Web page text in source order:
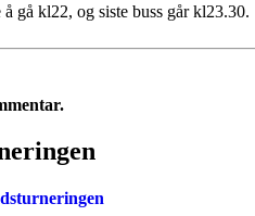
gå kl22, og siste buss går kl23.30.